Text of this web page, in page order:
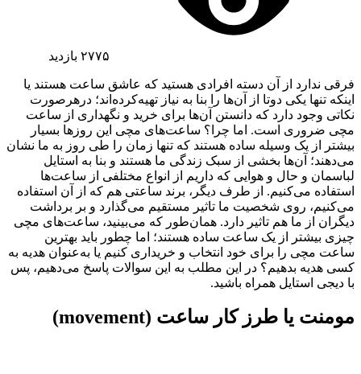
۲۷۷۵ بازدید
فرقی ندارد از آن دسته افرادی هستید که عاشق ساعت هستند یا
اینکه تنها یکی دوتا از آن‌ها را بنا به نیاز تهیه‌کرده‌اند؛ درهرصورت
نکاتی وجود دارد که دانستن آن‌ها برای خرید و نگهداری از ساعت
مچی ضروری است. اما چرا؟ ساعت‌های مچی این روزها بسیار
بیشتر از یک وسیله ساده هستند که تنها زمان را طی روز به ما نشان
می‌دهند؛ آن‌ها بخشی از سبک زندگی ما هستند و بنا به استایل
لباسمان و حال و هوایی که داریم از انواع مختلفی از ساعت‌ها
استفاده می‌کنیم. از طرف دیگر، برند ساعتی هم که از آن استفاده
می‌کنیم، روی شخصیت ما تاثیر مستقیم می‌گذارد و بر برداشت
دیگران از ما هم تاثیر دارد. همان‌طور که می‌بینید، ساعت‌های مچی
چیزی بیشتر از یک ساعت ساده هستند؛ اما چطور باید بهترین
ساعت مچی را برای خود انتخاب و خریداری کنیم یا به‌عنوان هدیه به
کسی هدیه بدهیم؟ در این مطلب به این سوالات پاسخ می‌دهیم، پس
با دیجی استایل همراه باشید.
مومنت یا طرز کار ساعت (movement)